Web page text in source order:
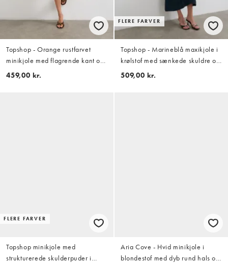
Topshop - Orange rustfarvet
minikjole med flagrende kant og
pintucks
459,00 kr.
FLERE FARVER
Topshop - Marineblå maxikjole i
krølstof med sænkede skuldre og
blouson-talje
509,00 kr.
FLERE FARVER
Topshop minikjole med
strukturerede skulderpuder i
Aria Cove - Hvid minikjole i
blondestof med dyb rund hals og